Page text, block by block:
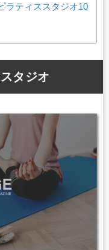
ラティススタジオ10
タジオ